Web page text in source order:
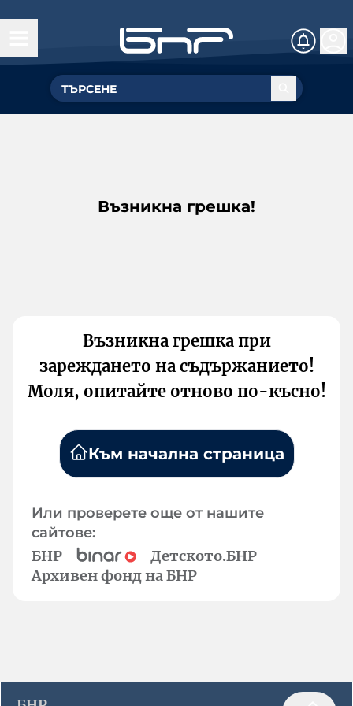
Възникна грешка!
Възникна грешка при
зареждането на съдържанието!
Моля, опитайте отново по-късно!
Към начална страница
Или проверете още от нашите
сайтове:
БНР
Детското.БНР
Архивен фонд на БНР